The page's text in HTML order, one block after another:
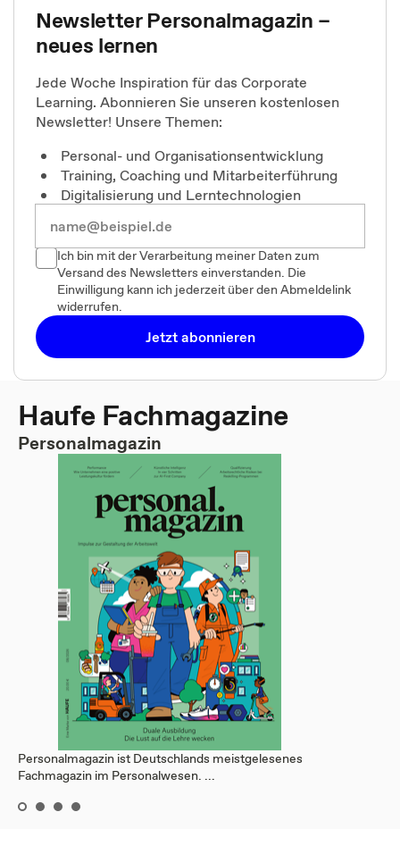
Newsletter Personalmagazin –
neues lernen
Jede Woche Inspiration für das Corporate
Learning. Abonnieren Sie unseren kostenlosen
Newsletter! Unsere Themen:
Personal- und Organisationsentwicklung
Training, Coaching und Mitarbeiterführung
Digitalisierung und Lerntechnologien
Ich bin mit der Verarbeitung meiner Daten zum
Versand des Newsletters einverstanden. Die
Einwilligung kann ich jederzeit über den Abmeldelink
widerrufen.
Jetzt abonnieren
Haufe Fachmagazine
Personalmagazin
Personalmagazin ist Deutschlands meistgelesenes
Fachmagazin im Personalwesen. ...